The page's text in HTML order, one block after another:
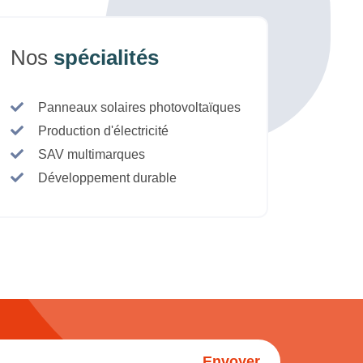
Nos spécialités
Panneaux solaires photovoltaïques
Production d'électricité
SAV multimarques
Développement durable